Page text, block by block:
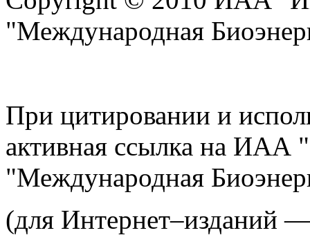
"Международная
При цитировании и
активная ссылка на
"Международная
(для Интернет–изданий